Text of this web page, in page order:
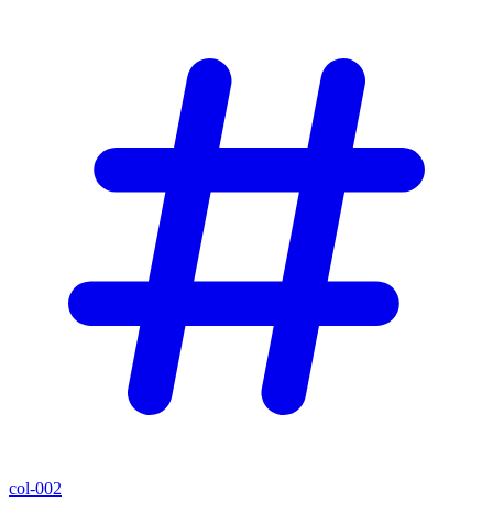
col-002